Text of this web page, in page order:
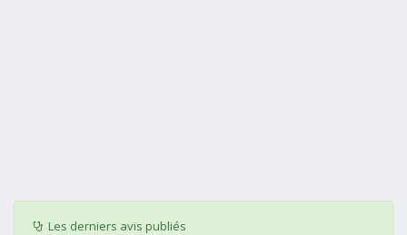
Les derniers avis publiés